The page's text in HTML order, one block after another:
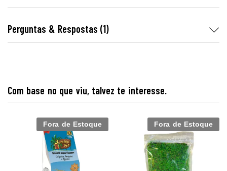
Perguntas & Respostas (1)
Com base no que viu, talvez te interesse.
Fora de Estoque Fora de Estoque